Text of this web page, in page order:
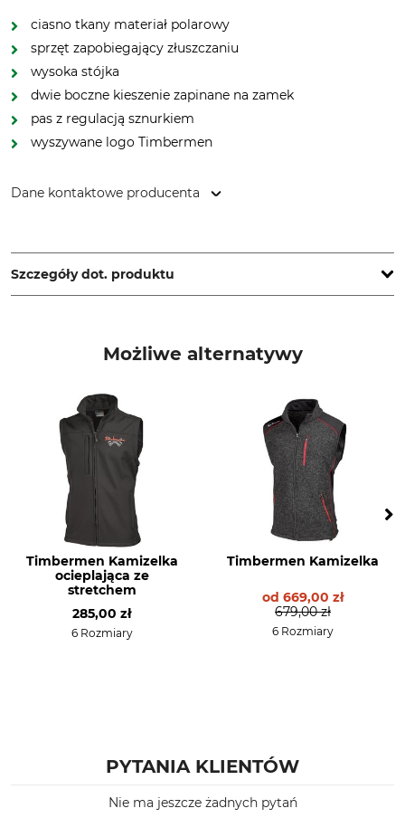
ciasno tkany materiał polarowy
sprzęt zapobiegający złuszczaniu
wysoka stójka
dwie boczne kieszenie zapinane na zamek
pas z regulacją sznurkiem
wyszywane logo Timbermen
Dane kontaktowe producenta
www.grube.de
Szczegóły dot. produktu
100% Poliester
Pranie kolorowe 40°
Wybielanie
Nie wybielać
Suszenie
Łagodne suszenie w temp.
maks. 60°C
Prasowanie
Nie prasować
Profesjonalna pielęgnacja
Nie czyścić na sucho
Rozmiar odzieży
Możliwe alternatywy
Timbermen Kamizelka
ocieplająca ze
stretchem
285,00 zł
6 Rozmiary
Timbermen Kamizelka
od 669,00 zł
679,00 zł
6 Rozmiary
PYTANIA KLIENTÓW
Nie ma jeszcze żadnych pytań